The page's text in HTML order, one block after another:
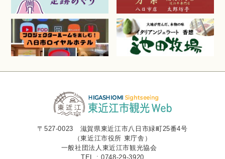
〒527-0023 滋賀県東近江市八日市緑町25番4号
（東近江市役所 東庁舎）
一般社団法人東近江市観光協会
TEL : 0748-29-3920